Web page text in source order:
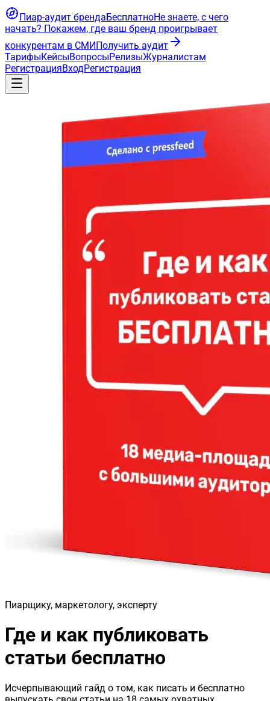
Пиар-аудит брендаБесплатноНе знаете, с чего
начать? Покажем, где ваш бренд проигрывает
конкурентам в СМИПолучить аудит
ТарифыКейсыВопросыРелизыЖурналистам
РегистрацияВходРегистрация
Пиарщику, маркетологу, эксперту
Где и как публиковать
статьи бесплатно
Исчерпывающий гайд о том, как писать и бесплатно